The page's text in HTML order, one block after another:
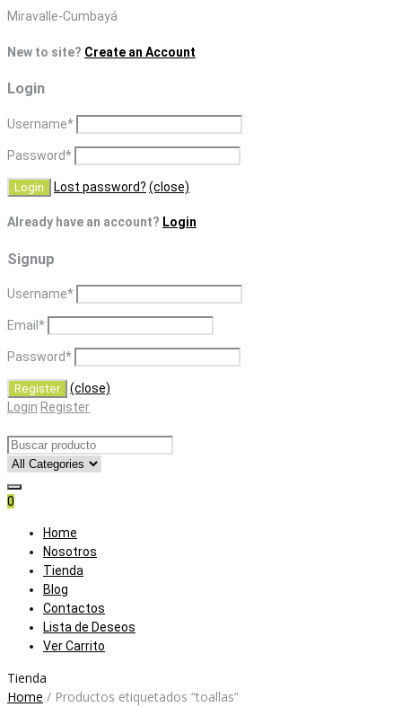
Skip
content
Miravalle-Cumbayá
New to site? Create an Account
Login
Username*
Password*
Lost password? (close)
Already have an account? Login
Signup
Username*
Email *
Password*
(close)
Login Register
0
Skip
content
Home
Nosotros
Tienda
Blog
Contactos
Lista de Deseos
Ver Carrito
Tienda
Home / Productos etiquetados “toallas”